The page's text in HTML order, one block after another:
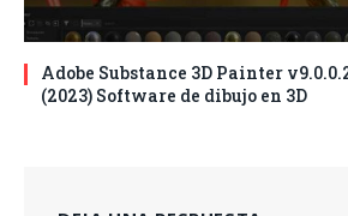
Adobe Substance 3D Painter
(2023) Software de dibujo en 3D